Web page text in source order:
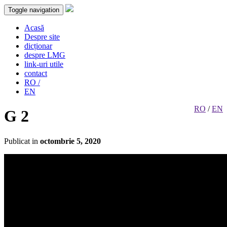
Toggle navigation
Acasă
Despre site
dicționar
despre LMG
link-uri utile
contact
RO /
EN
RO /EN
G 2
Publicat in octombrie 5, 2020